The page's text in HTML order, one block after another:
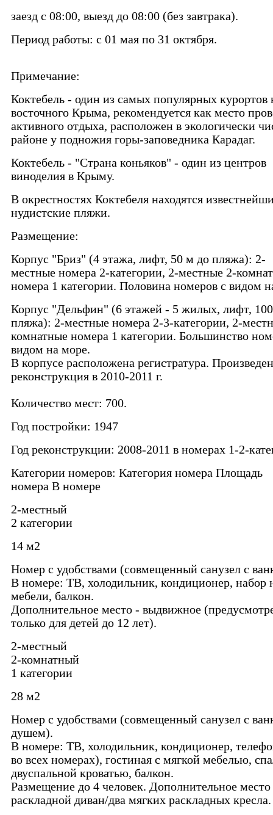
заезд с 08:00, выезд до 08:00 (без завтрака).
Период работы: с 01 мая по 31 октября.
Примечание:
Коктебель - один из самых популярных курортов
восточного Крыма, рекомендуется как место
активного отдыха, расположен в экологически
районе у подножия горы-заповедника Карадаг.
Коктебель - "Страна коньяков" - один из центров
виноделия в Крыму.
В окрестностях Коктебеля находятся
нудистские пляжи.
Размещение:
Корпус "Бриз" (4 этажа, лифт, 50 м до пляжа): 2-
местные номера 2-категории, 2-местные 2-
номера 1 категории. Половина номеров с видом
Корпус "Дельфин" (6 этажей - 5 жилых, лифт,
пляжа): 2-местные номера 2-3-категории, 2-
комнатные номера 1 категории. Большинство
видом на море.
В корпусе расположена регистратура.
реконструкция в 2010-2011 г.
Количество мест: 700.
Год постройки: 1947
Год реконструкции: 2008-2011 в номерах 1-2-
Категории номеров: Категория номера Площадь
номера В номере
2-местный
2 категории
14 м2
Номер с удобствами (совмещенный санузел с
В номере: ТВ, холодильник, кондиционер, набор
мебели, балкон.
Дополнительное место - выдвижное
только для детей до 12 лет).
2-местный
2-комнатный
1 категории
28 м2
Номер с удобствами (совмещенный санузел с
душем).
В номере: ТВ, холодильник, кондиционер,
во всех номерах), гостиная с мягкой мебелью,
двуспальной кроватью, балкон.
Размещение до 4 человек. Дополнительное
раскладной диван/два мягких раскладных кресла.